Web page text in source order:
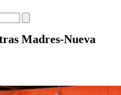
Madres-Nueva